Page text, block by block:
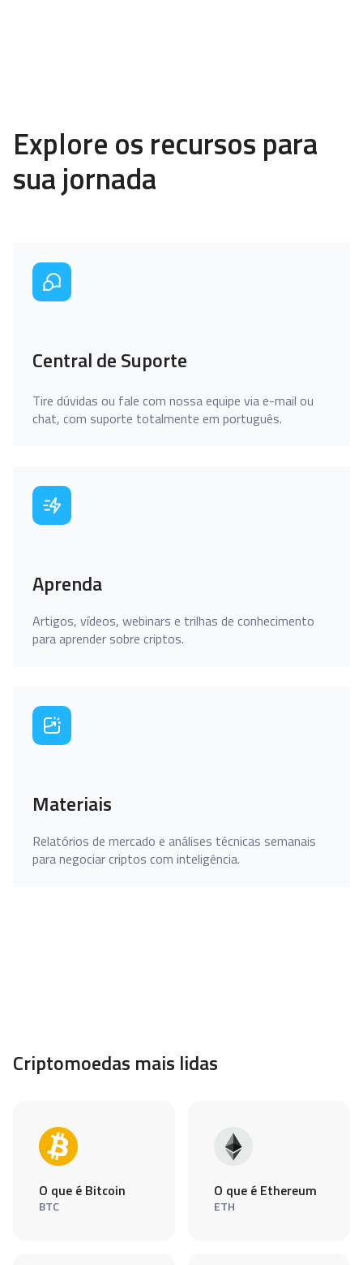
Explore os recursos para
sua jornada
Central de Suporte
Tire dúvidas ou fale com nossa equipe via e-mail ou
chat, com suporte totalmente em português.
Aprenda
Artigos, vídeos, webinars e trilhas de conhecimento
para aprender sobre criptos.
Materiais
Relatórios de mercado e análises técnicas semanais
para negociar criptos com inteligência.
Criptomoedas mais lidas
O que é Bitcoin
BTC
O que é Ethereum
ETH